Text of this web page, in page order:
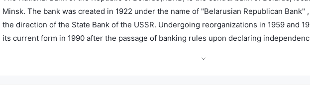
Minsk. The bank was created in 1922 under the name of "Belarusian Republican Bank"
the direction of the State Bank of the USSR. Undergoing reorganizations in 1959 and
its current form in 1990 after the passage of banking rules upon declaring